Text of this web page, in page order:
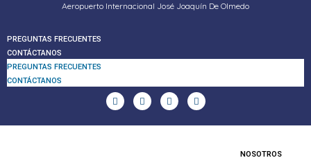
Aeropuerto Internacional José Joaquín De Olmedo
PREGUNTAS FRECUENTES
CONTÁCTANOS
PREGUNTAS FRECUENTES
CONTÁCTANOS
NOSOTROS